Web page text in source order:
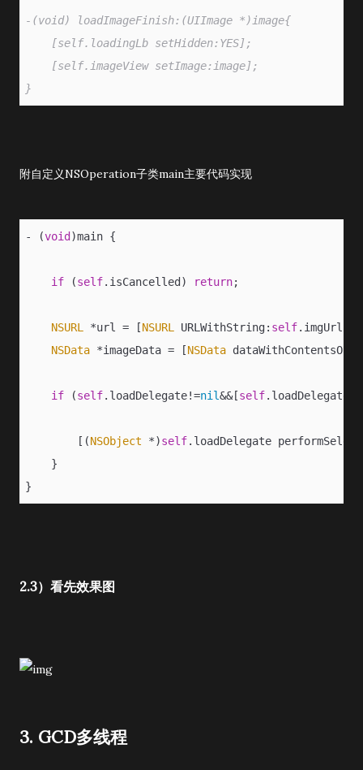
-(void) loadImageFinish:(UIImage *)image{
    [self.loadingLb setHidden:YES];
    [self.imageView setImage:image];
}
附自定义NSOperation子类main主要代码实现
- (void)main {
if (self.isCancelled) return;
NSURL *url = [NSURL URLWithString: self.imgUrl];
NSData *imageData = [NSData
if (self.loadDelegate!=nil&&[self.loadDelegate
        [(
NSObject *)self.loadDelegate
    }
}
2.3）看先效果图
3. GCD多线程